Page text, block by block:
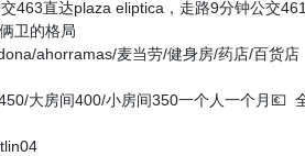
463直达plaza eliptica，走路9分钟公交
卫的格局
ahorramas/麦当劳/健身房/药店/百货店
大房间400/小房间350一个人一个月💶